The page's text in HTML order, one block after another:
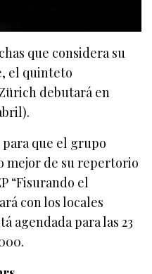
que considera su
el quinteto
debutará en
que el grupo
mejor de su repertorio
“Fisurando el
con los locales
agendada para las 23